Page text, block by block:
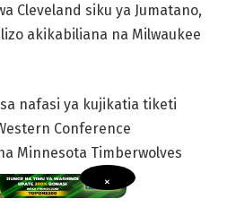
Cleveland siku ya Jumatano,
akikabiliana na Milwaukee
nafasi ya kujikatia tiketi
Conference
Minnesota Timberwolves
×